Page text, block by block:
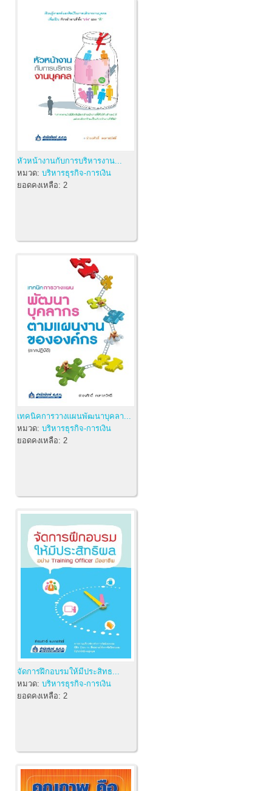
หัวหน้างานกับการบริหารงาน...
หมวด: บริหารธุรกิจ-การเงิน
ยอดคงเหลือ: 2
เทคนิคการวางแผนพัฒนาบุคลา...
หมวด: บริหารธุรกิจ-การเงิน
ยอดคงเหลือ: 2
จัดการฝึกอบรมให้มีประสิทธ...
หมวด: บริหารธุรกิจ-การเงิน
ยอดคงเหลือ: 2